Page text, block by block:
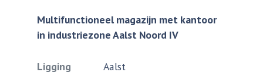
Multifunctioneel magazijn met kantoor
in industriezone Aalst Noord IV
Ligging
Aalst